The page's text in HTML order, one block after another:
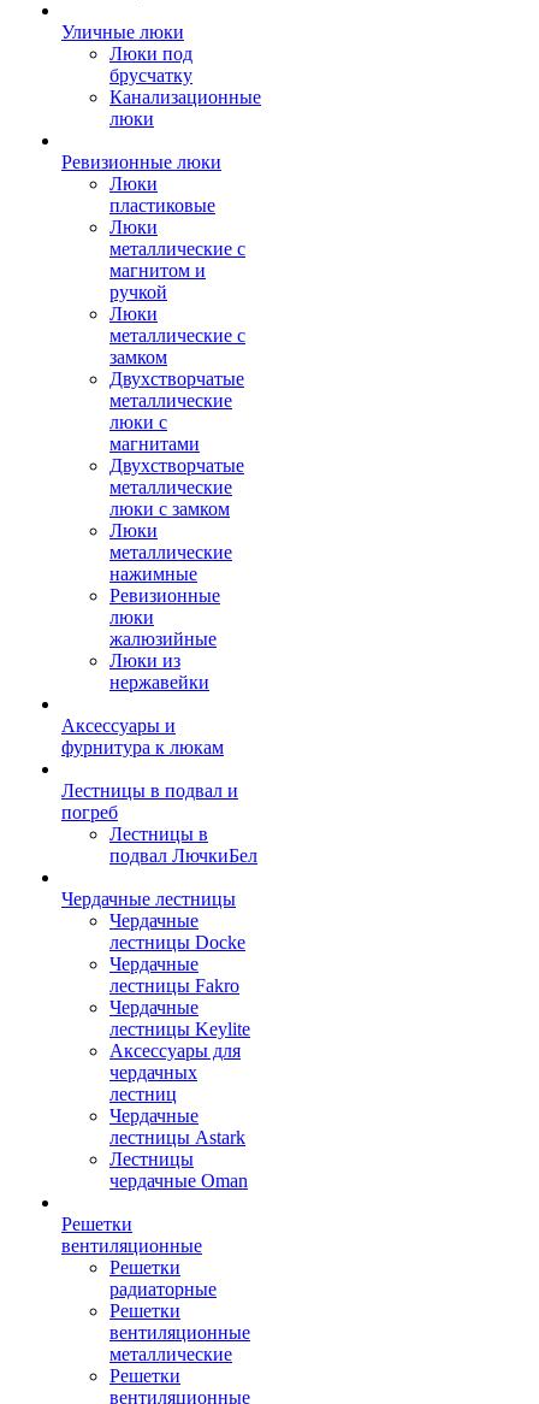
Уличные люки
Люки под
брусчатку
Канализационные
люки
Ревизионные люки
Люки
пластиковые
Люки
металлические с
магнитом и
ручкой
Люки
металлические с
замком
Двухстворчатые
металлические
люки с
магнитами
Двухстворчатые
металлические
люки с замком
Люки
металлические
нажимные
Ревизионные
люки
жалюзийные
Люки из
нержавейки
Аксессуары и
фурнитура к люкам
Лестницы в подвал и
погреб
Лестницы в
подвал ЛючкиБел
Чердачные лестницы
Чердачные
лестницы Docke
Чердачные
лестницы Fakro
Чердачные
лестницы Keylite
Аксессуары для
чердачных
лестниц
Чердачные
лестницы Astark
Лестницы
чердачные Oman
Решетки
вентиляционные
Решетки
радиаторные
Решетки
вентиляционные
металлические
Решетки
вентиляционные